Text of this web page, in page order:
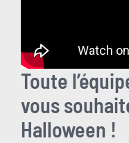
Toute
vous
Halloween !